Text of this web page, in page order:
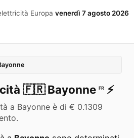
Europa venerdì 7 agosto 2026
🇫🇷 Bayonne FR ⚡️
a Bayonne è di € 0.1309